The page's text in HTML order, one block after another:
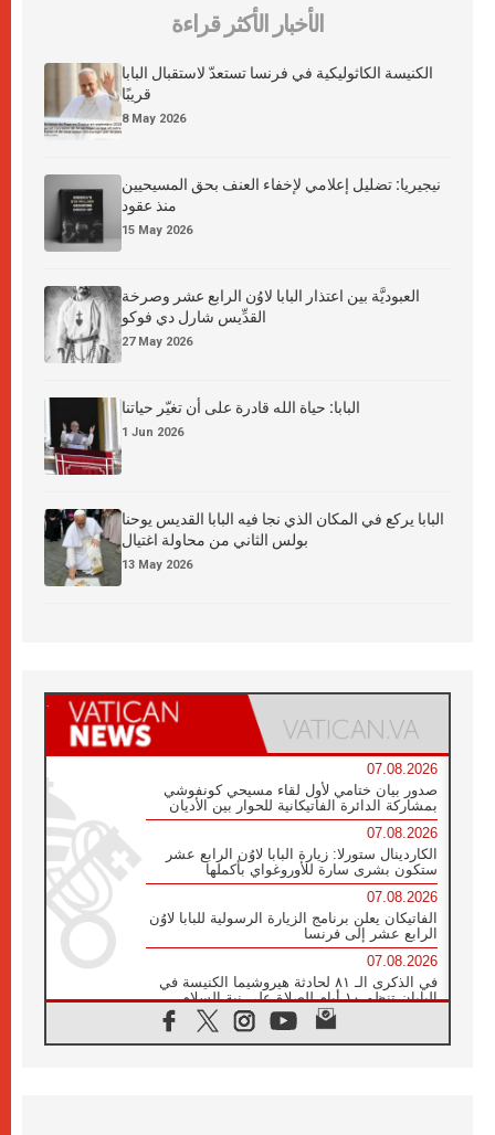
الأخبار الأكثر قراءة
الكنيسة الكاثوليكية في فرنسا تستعدّ لاستقبال البابا
قريبًا
8 May 2026
نيجيريا: تضليل إعلامي لإخفاء العنف بحق المسيحيين
منذ عقود
15 May 2026
العبوديَّة بين اعتذار البابا لاوُن الرابع عشر وصرخة
القدِّيس شارل دي فوكو
27 May 2026
البابا: حياة الله قادرة على أن تغيّر حياتنا
1 Jun 2026
البابا يركع في المكان الذي نجا فيه البابا القديس يوحنا
بولس الثاني من محاولة اغتيال
13 May 2026
07.08.2026
صدور بيان ختامي لأول لقاء مسيحي كونفوشي
بمشاركة الدائرة الفاتيكانية للحوار بين الأديان
07.08.2026
الكاردينال ستورلا: زيارة البابا لاوُن الرابع عشر
ستكون بشرى سارة للأوروغواي بأكملها
07.08.2026
الفاتيكان يعلن برنامج الزيارة الرسولية للبابا لاوُن
الرابع عشر إلى فرنسا
07.08.2026
في الذكرى الـ ٨١ لحادثة هيروشيما الكنيسة في
اليابان تنظم ١٠ أيام للصلاة على نية السلام
الكنيسة في الأوروغواي: زيارة البابا ستعزز